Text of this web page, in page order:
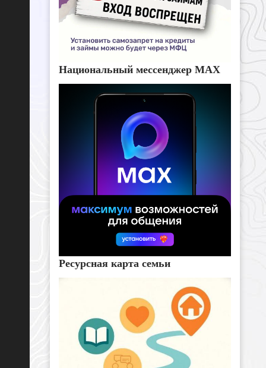
Национальный мессенджер MAX
Ресурсная карта семьи